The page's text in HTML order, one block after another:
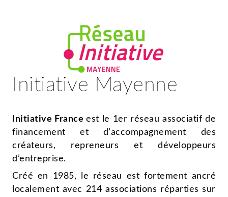
Initiative Mayenne
Initiative France est le 1er réseau associatif de
financement et d’accompagnement des
créateurs, repreneurs et développeurs
d’entreprise.
Créé en 1985, le réseau est fortement ancré
localement avec 214 associations réparties sur